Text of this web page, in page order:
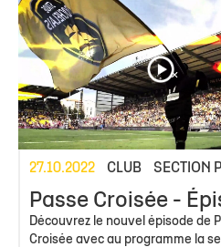
27.10.2022 CLUB SECTION
Passe Croisée -
Découvrez le nouvel épisode de
Croisée avec au programme la